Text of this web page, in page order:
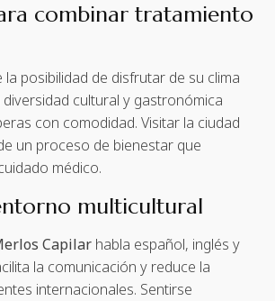
combinar tratamiento
posibilidad de disfrutar de su clima
cultural y gastronómica
con comodidad. Visitar la ciudad
un proceso de bienestar que
médico.
multicultural
Capilar habla español, inglés y
la comunicación y reduce la
internacionales. Sentirse